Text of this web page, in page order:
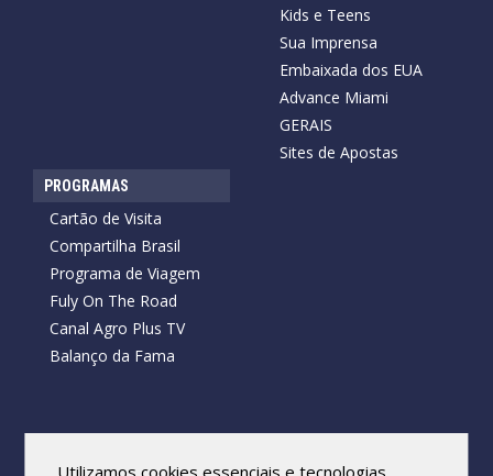
Kids e Teens
Sua Imprensa
Embaixada dos EUA
Advance Miami
GERAIS
Sites de Apostas
PROGRAMAS
Cartão de Visita
Compartilha Brasil
Programa de Viagem
Fuly On The Road
Canal Agro Plus TV
Balanço da Fama
Todos os direitos reservados.
Utilizamos cookies essenciais e tecnologias